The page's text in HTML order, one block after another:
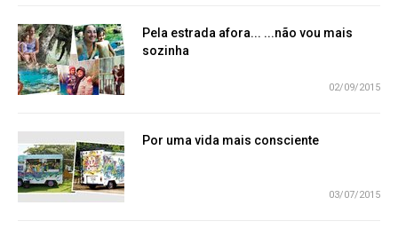
Pela estrada afora... ...não vou mais
sozinha
02/09/2015
Por uma vida mais consciente
03/07/2015